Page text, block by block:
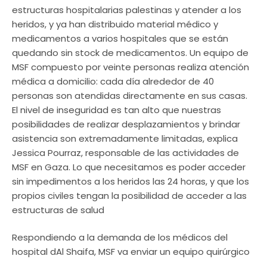
estructuras hospitalarias palestinas y atender a los
heridos, y ya han distribuido material médico y
medicamentos a varios hospitales que se están
quedando sin stock de medicamentos. Un equipo de
MSF compuesto por veinte personas realiza atención
médica a domicilio: cada día alrededor de 40
personas son atendidas directamente en sus casas.
El nivel de inseguridad es tan alto que nuestras
posibilidades de realizar desplazamientos y brindar
asistencia son extremadamente limitadas, explica
Jessica Pourraz, responsable de las actividades de
MSF en Gaza. Lo que necesitamos es poder acceder
sin impedimentos a los heridos las 24 horas, y que los
propios civiles tengan la posibilidad de acceder a las
estructuras de salud
Respondiendo a la demanda de los médicos del
hospital dAl Shaifa, MSF va enviar un equipo quirúrgico